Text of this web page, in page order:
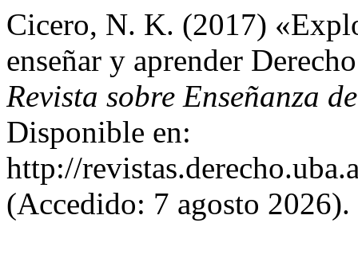
Cicero, N. K. (2017)
enseñar y aprender
Revista sobre Enseñanza
Disponible en:
http://
(Accedido: 7 agosto 2026).